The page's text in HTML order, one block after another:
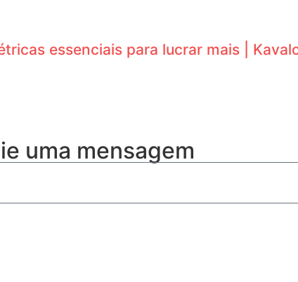
essenciais para lucrar mais |
uma mensagem